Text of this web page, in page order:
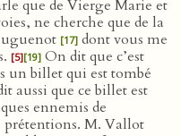
que de Vierge Marie et
ne cherche que de la
[17] dont vous me
[5][19] On dit que c’est
un billet qui est tombé
aussi que ce billet est
ennemis de
prétentions. M. Vallot